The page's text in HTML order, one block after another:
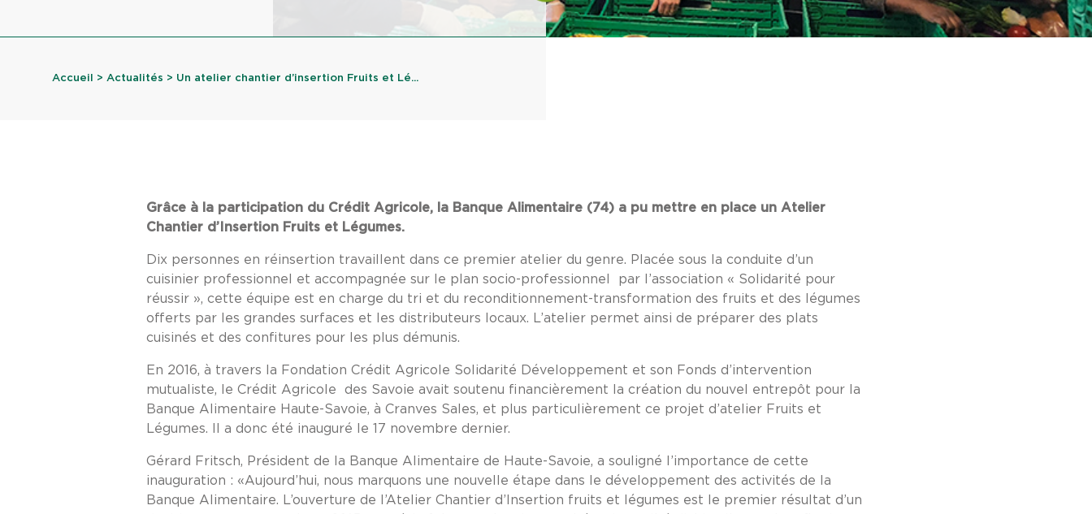
Accueil > Actualités > Un atelier chantier d’insertion Fruits et Lé...
Grâce à la participation du Crédit Agricole, la Banque Alimentaire (74) a pu mettre en place un Atelier
Chantier d’Insertion Fruits et Légumes.
Dix personnes en réinsertion travaillent dans ce premier atelier du genre. Placée sous la conduite d’un
cuisinier professionnel et accompagnée sur le plan socio-professionnel par l’association « Solidarité pour
réussir », cette équipe est en charge du tri et du reconditionnement-transformation des fruits et des légumes
offerts par les grandes surfaces et les distributeurs locaux. L’atelier permet ainsi de préparer des plats
cuisinés et des confitures pour les plus démunis.
En 2016, à travers la Fondation Crédit Agricole Solidarité Développement et son Fonds d’intervention
mutualiste, le Crédit Agricole des Savoie avait soutenu financièrement la création du nouvel entrepôt pour la
Banque Alimentaire Haute-Savoie, à Cranves Sales, et plus particulièrement ce projet d’atelier Fruits et
Légumes. Il a donc été inauguré le 17 novembre dernier.
Gérard Fritsch, Président de la Banque Alimentaire de Haute-Savoie, a souligné l’importance de cette
inauguration : «Aujourd’hui, nous marquons une nouvelle étape dans le développement des activités de la
Banque Alimentaire. L’ouverture de l’Atelier Chantier d’Insertion fruits et légumes est le premier résultat d’un